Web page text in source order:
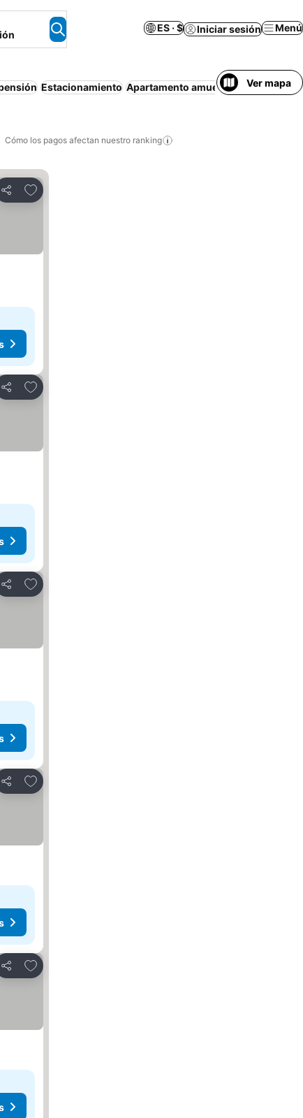
ES · $ Iniciar sesión Menú
Estacionamiento Apartamento amueblado Aire
Ver mapa
Cómo los pagos afectan nuestro ranking
Compartir
Agregar a favoritos
Compartir
Agregar a favoritos
Compartir
Agregar a favoritos
Compartir
Agregar a favoritos
Compartir
Agregar a favoritos